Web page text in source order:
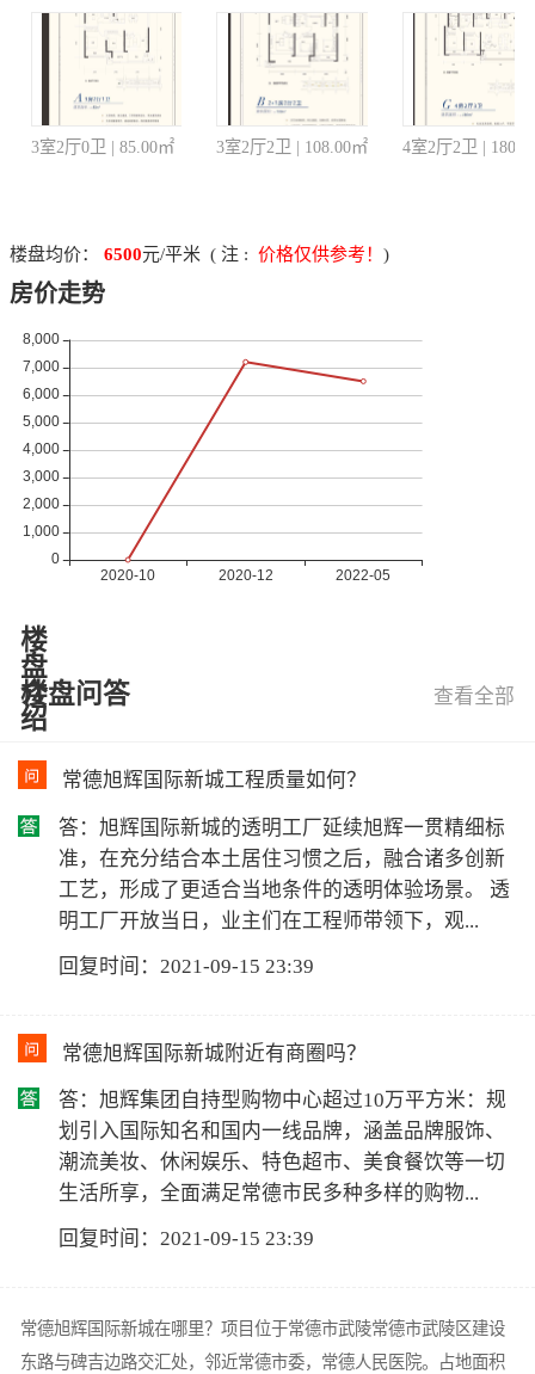
3室2厅0卫 | 85.00㎡ 3室2厅2卫 | 108.00㎡ 4室2厅2卫 |
楼盘均价：6500元/平米 ( 注 :价格仅供参考！)
房价走势
楼盘问答 查看全部
常德旭辉国际新城工程质量如何？
答：旭辉国际新城的透明工厂延续旭辉一贯精细标
准，在充分结合本土居住习惯之后，融合诸多创新
工艺，形成了更适合当地条件的透明体验场景。 透
明工厂开放当日，业主们在工程师带领下，观...
回复时间：2021-09-15 23:39
常德旭辉国际新城附近有商圈吗？
答：旭辉集团自持型购物中心超过10万平方米：规
划引入国际知名和国内一线品牌，涵盖品牌服饰、
潮流美妆、休闲娱乐、特色超市、美食餐饮等一切
生活所享，全面满足常德市民多种多样的购物...
回复时间：2021-09-15 23:39
楼
盘
介
绍
常德旭辉国际新城在哪里？项目位于常德市武陵常德市武陵区建设
东路与碑吉边路交汇处，邻近常德市委，常德人民医院。占地面积